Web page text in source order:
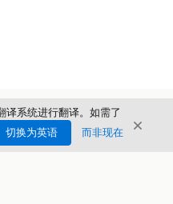
译系统进行翻译。如需了
切换为英语 而非现在 关闭